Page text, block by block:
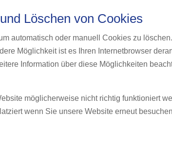
Löschen von Cookies
automatisch oder manuell Cookies zu
Möglichkeit ist es Ihren Internetbrowser
Information über diese Möglichkeiten
möglicherweise nicht richtig funktioniert
wenn Sie unsere Website erneut